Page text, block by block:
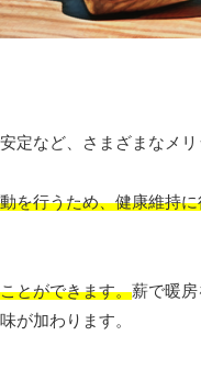
定など、さまざまなメリ
を行うため、健康維持
とができます。薪で暖房
が加わります。